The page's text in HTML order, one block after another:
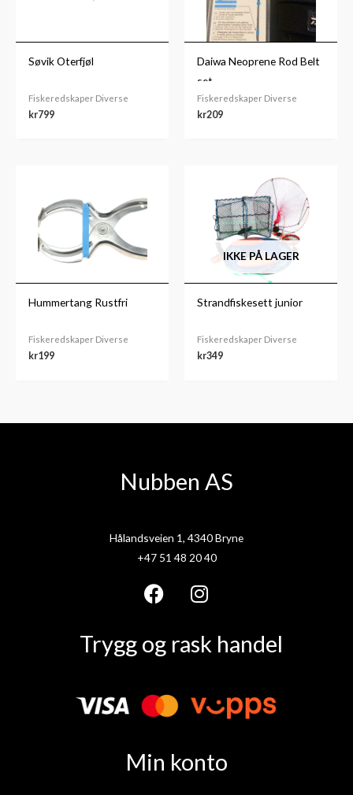
Søvik Oterfjøl
Fiskeredskaper Diverse
kr799
Daiwa Neoprene Rod Belt
set
Fiskeredskaper Diverse
kr209
Hummertang Rustfri
Fiskeredskaper Diverse
kr199
IKKE PÅ LAGER
Strandfiskesett junior
Fiskeredskaper Diverse
kr349
Nubben AS
Hålandsveien 1, 4340 Bryne
+47 51 48 20 40
F
c
b
o
I
n
s
g
m
Trygg og rask handel
Min konto